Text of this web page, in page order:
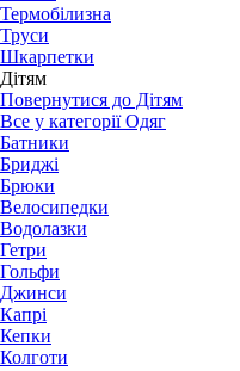
Термобілизна
Труси
Шкарпетки
Дітям
Повернутися до Дітям
Все у категорії Одяг
Батники
Бриджі
Брюки
Велосипедки
Водолазки
Гетри
Гольфи
Джинси
Капрі
Кепки
Колготи